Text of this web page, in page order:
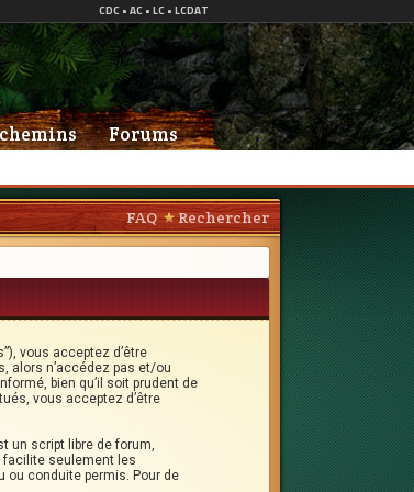
Forums
FAQ Rechercher
vous acceptez d’être
alors n’accédez pas et/ou
bien qu’il soit prudent de
vous acceptez d’être
un script libre de forum,
facilite seulement les
ou conduite permis. Pour de